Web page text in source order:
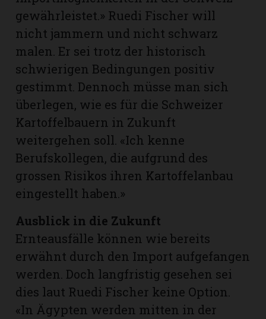
gewährleistet.» Ruedi Fischer will
nicht jammern und nicht schwarz
malen. Er sei trotz der historisch
schwierigen Bedingungen positiv
gestimmt. Dennoch müsse man sich
überlegen, wie es für die Schweizer
Kartoffelbauern in Zukunft
weitergehen soll. «Ich kenne
Berufskollegen, die aufgrund des
grossen Risikos ihren Kartoffelanbau
eingestellt haben.»
Ausblick in die Zukunft
Ernteausfälle können wie bereits
erwähnt durch den Import aufgefangen
werden. Doch langfristig gesehen sei
dies laut Ruedi Fischer keine Option.
«In Ägypten werden mitten in der